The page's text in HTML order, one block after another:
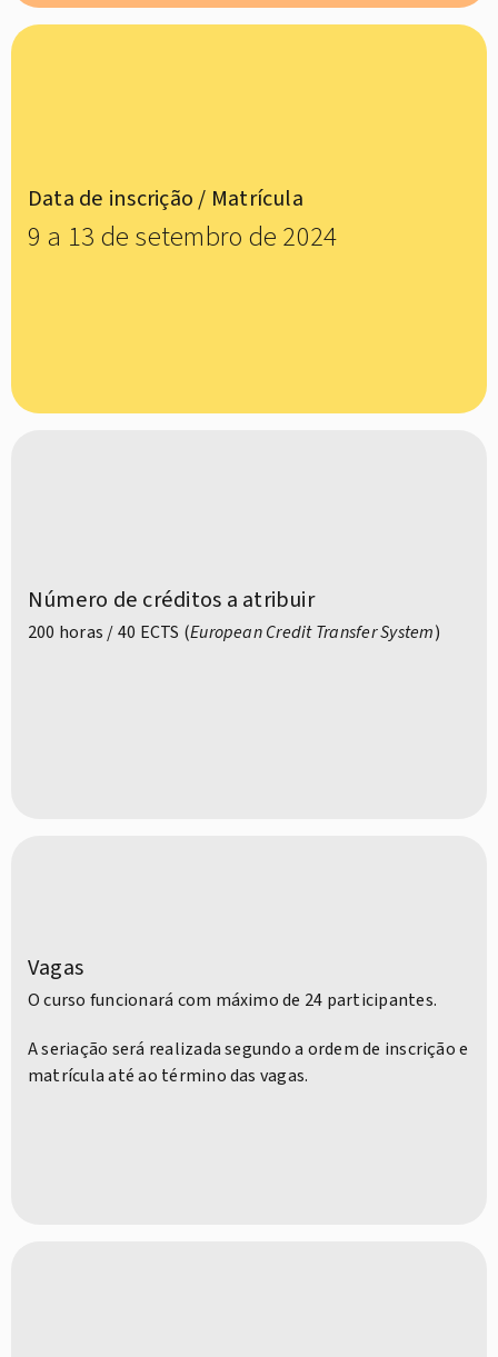
Data de inscrição / Matrícula
9 a 13 de setembro de 2024
Número de créditos a atribuir
200 horas / 40 ECTS (European Credit Transfer System)
Vagas
O curso funcionará com máximo de 24 participantes.
A seriação será realizada segundo a ordem de inscrição e
matrícula até ao término das vagas.